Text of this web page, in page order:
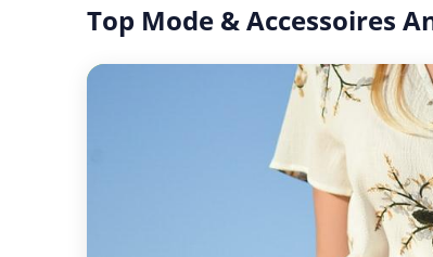
Top Mode & Accessoires